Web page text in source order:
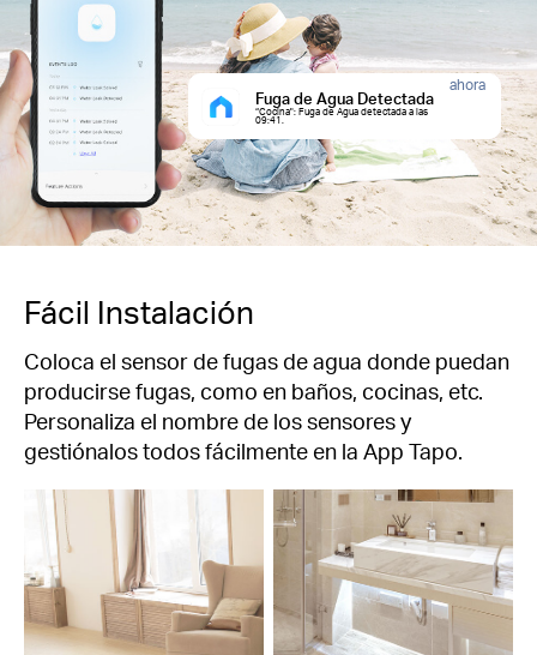
Fuga de Agua Detectada
“Cocina": Fuga de Agua detectada a las
09:41.
ahora
Fácil Instalación
Coloca el sensor de fugas de agua donde puedan
producirse fugas, como en baños, cocinas, etc.
Personaliza el nombre de los sensores y
gestiónalos todos fácilmente en la App Tapo.